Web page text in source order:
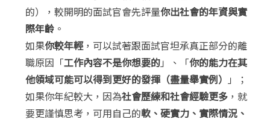
的），較開明的面試官會先評量你出社會的年資與實
際年齡 。
如果你較年輕，可以試著跟面試官坦承真正部分的離
職原因「工作內容不是你想要的」、「你的能力在其
他領域可能可以得到更好的發揮（盡量舉實例） 」；
如果你年紀較大，因為社會歷練和社會經驗更多 ，就
要更謹慎思考，可用自己的軟、硬實力、實際情況、